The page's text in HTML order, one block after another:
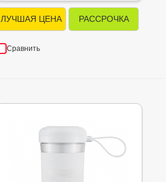
ЛУЧШАЯ ЦЕНА РАССРОЧКА
Сравнить